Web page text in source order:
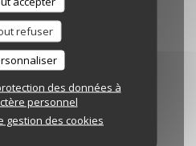
refuser
des données à
personnel
gestion des cookies
22h00